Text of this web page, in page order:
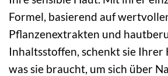
Formel, basierend auf
Pflanzenextrakten und
Inhaltsstoffen, schenkt sie Ihrer
was sie braucht, um sich über